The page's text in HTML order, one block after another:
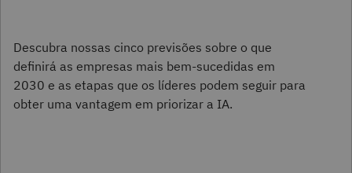
Descubra nossas cinco previsões sobre o que
definirá as empresas mais bem-sucedidas em
2030 e as etapas que os líderes podem seguir para
obter uma vantagem em priorizar a IA.